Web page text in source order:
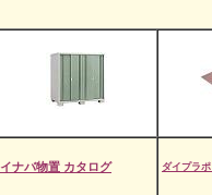
イナバ物置 カタログ ダイプラ